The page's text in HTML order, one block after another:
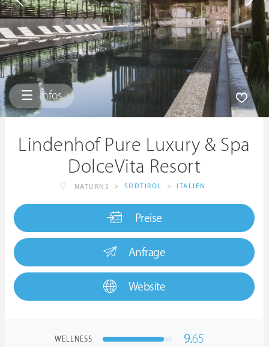
Infos
Lindenhof Pure Luxury & Spa
DolceVita Resort
NATURNS > SÜDTIROL > ITALIEN
Preise
Anfrage
Website
WELLNESS 9.65